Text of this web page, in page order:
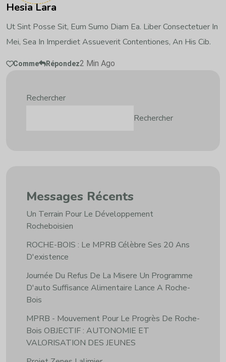
Hesia Lara
Ut Sint Posse Sit, Eum Sumo Diam Ea. Liber Consectetuer In
Mei, Sea In Imperdiet Assueverit Contentiones, An His Cib.
Comme Répondez2 Min Ago
Rechercher
Rechercher
Messages Récents
Un Terrain Pour Le Développement
Rocheboisien
ROCHE-BOIS : Le MPRB Célèbre Ses 20 Ans
D'existence
Journée Du Refus De La Misere Un Programme
D'auto Suffisance Alimentaire Lance A Roche-
Bois
MPRB - Mouvement Pour Le Progrès De Roche-
Bois OBJECTIF : AUTONOMIE ET
VALORISATION DES JEUNES